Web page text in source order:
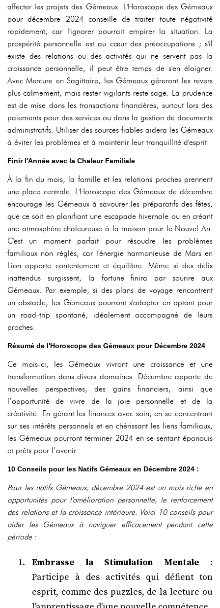
affecter les projets des Gémeaux. L'Horoscope des Gémeaux
pour décembre 2024 conseille de traiter toute négativité
rapidement, car l'ignorer pourrait empirer la situation. La
prospérité personnelle est au cœur des préoccupations ; s'il
existe des relations ou des activités qui ne servent pas la
croissance personnelle, il peut être temps de s'en éloigner.
Avec Mercure en Sagittaire, les Gémeaux géreront les revers
plus calmement, mais rester vigilants reste sage. La prudence
est de mise dans les transactions financières, surtout lors des
paiements pour des services ou dans la gestion de documents
administratifs. Utiliser des sources fiables aidera les Gémeaux
à éviter les problèmes et à maintenir leur tranquillité d'esprit.
Finir l'Année avec la Chaleur Familiale
À la fin du mois, la famille et les relations proches prennent
une place centrale. L'Horoscope des Gémeaux de décembre
encourage les Gémeaux à savourer les préparatifs des fêtes,
que ce soit en planifiant une escapade hivernale ou en créant
une atmosphère chaleureuse à la maison pour le Nouvel An.
C'est un moment parfait pour résoudre les problèmes
familiaux non réglés, car l'énergie harmonieuse de Mars en
Lion apporte contentement et équilibre. Même si des défis
inattendus surgissent, la fortune finira par sourire aux
Gémeaux. Par exemple, si des plans de voyage rencontrent
un obstacle, les Gémeaux pourront s'adapter en optant pour
un road-trip spontané, idéalement accompagné de leurs
proches.
Résumé de l'Horoscope des Gémeaux pour Décembre 2024
Ce mois-ci, les Gémeaux vivront une croissance et une
transformation dans divers domaines. Décembre apporte de
nouvelles perspectives, des gains financiers, ainsi que
l’opportunité de vivre de la joie personnelle et de la
créativité. En gérant les finances avec soin, en se concentrant
sur ses intérêts personnels et en chérissant les liens familiaux,
les Gémeaux pourront terminer 2024 en se sentant épanouis
et prêts pour l’avenir.
10 Conseils pour les Natifs Gémeaux en Décembre 2024 :
Pour les natifs Gémeaux, décembre 2024 est un mois riche en
opportunités pour l'amélioration personnelle, le renforcement
des relations et la croissance intérieure. Voici 10 conseils pour
aider les Gémeaux à naviguer efficacement pendant cette
période :
Embrasse la Stimulation Mentale :
Participe à des activités qui défient ton
esprit, comme des puzzles, de la lecture ou